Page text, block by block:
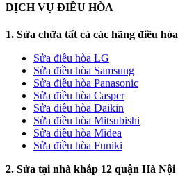
DỊCH VỤ ĐIỀU HÒA
1. Sửa chữa tất cả các hãng điều hòa
Sửa điều hòa LG
Sửa điều hòa Samsung
Sửa điều hòa Panasonic
Sửa điều hòa Casper
Sửa điều hòa Daikin
Sửa điều hòa Mitsubishi
Sửa điều hòa Midea
Sửa điều hòa Funiki
2. Sửa tại nhà khắp 12 quận Hà Nội